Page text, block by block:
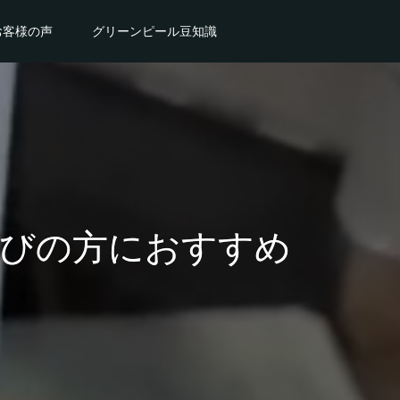
客様の声 グリーンピール豆知識
の方におすすめ